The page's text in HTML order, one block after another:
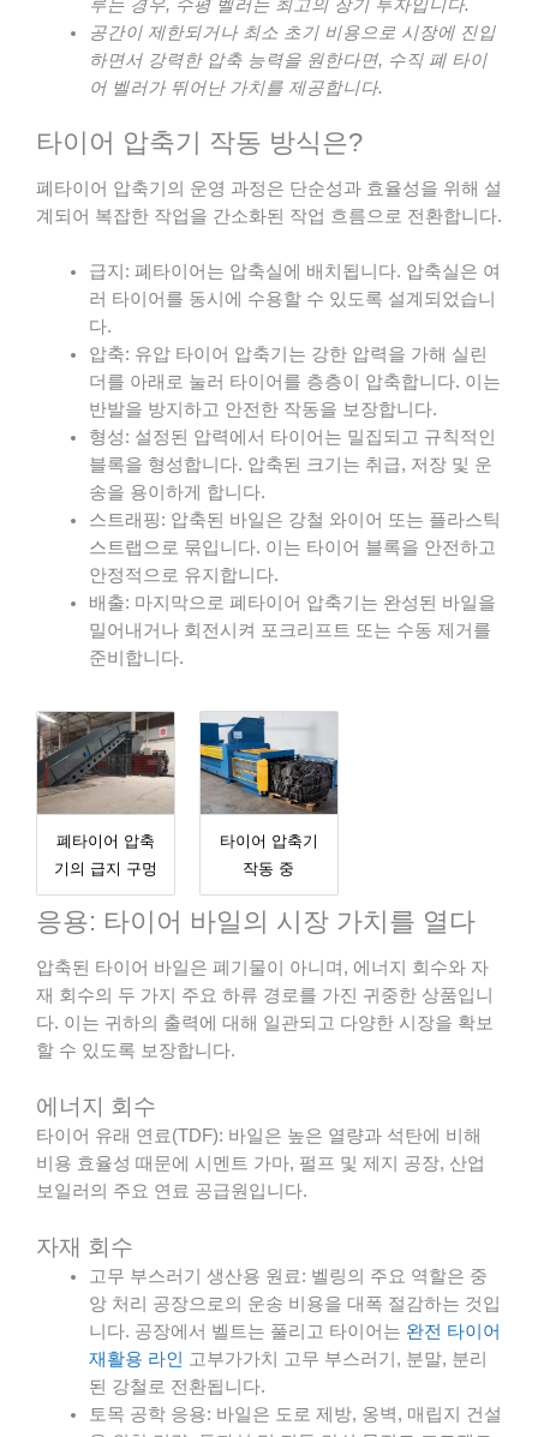
루는 경우, 수평 벨러는 최고의 장기 투자입니다.
공간이 제한되거나 최소 초기 비용으로 시장에 진입
하면서 강력한 압축 능력을 원한다면, 수직 폐 타이
어 벨러가 뛰어난 가치를 제공합니다.
타이어 압축기 작동 방식은?
폐타이어 압축기의 운영 과정은 단순성과 효율성을 위해 설
계되어 복잡한 작업을 간소화된 작업 흐름으로 전환합니다.
급지: 폐타이어는 압축실에 배치됩니다. 압축실은 여
러 타이어를 동시에 수용할 수 있도록 설계되었습니
다.
압축: 유압 타이어 압축기는 강한 압력을 가해 실린
더를 아래로 눌러 타이어를 층층이 압축합니다. 이는
반발을 방지하고 안전한 작동을 보장합니다.
형성: 설정된 압력에서 타이어는 밀집되고 규칙적인
블록을 형성합니다. 압축된 크기는 취급, 저장 및 운
송을 용이하게 합니다.
스트래핑: 압축된 바일은 강철 와이어 또는 플라스틱
스트랩으로 묶입니다. 이는 타이어 블록을 안전하고
안정적으로 유지합니다.
배출: 마지막으로 폐타이어 압축기는 완성된 바일을
밀어내거나 회전시켜 포크리프트 또는 수동 제거를
준비합니다.
폐타이어 압축
기의 급지 구멍
타이어 압축기
작동 중
응용: 타이어 바일의 시장 가치를 열다
압축된 타이어 바일은 폐기물이 아니며, 에너지 회수와 자
재 회수의 두 가지 주요 하류 경로를 가진 귀중한 상품입니
다. 이는 귀하의 출력에 대해 일관되고 다양한 시장을 확보
할 수 있도록 보장합니다.
에너지 회수
타이어 유래 연료(TDF): 바일은 높은 열량과 석탄에 비해
비용 효율성 때문에 시멘트 가마, 펄프 및 제지 공장, 산업
보일러의 주요 연료 공급원입니다.
자재 회수
고무 부스러기 생산용 원료: 벨링의 주요 역할은 중
앙 처리 공장으로의 운송 비용을 대폭 절감하는 것입
니다. 공장에서 벨트는 풀리고 타이어는 완전 타이어
재활용 라인 고부가가치 고무 부스러기, 분말, 분리
된 강철로 전환됩니다.
토목 공학 응용: 바일은 도로 제방, 옹벽, 매립지 건설